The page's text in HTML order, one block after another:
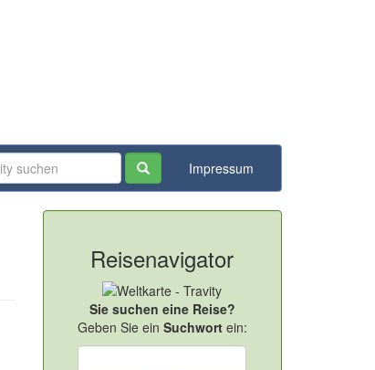
Impressum
Reisenavigator
Sie suchen eine Reise?
Geben Sie ein Suchwortein: